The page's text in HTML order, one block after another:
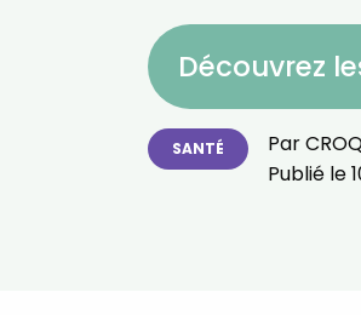
Découvrez
SANTÉ Par
Publié le